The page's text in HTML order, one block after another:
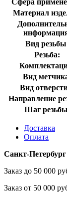
Материал
Вид
Резьба:
Вид
Вид
Направление
Шаг
Доставка
Оплата
Санкт-
Заказ до 50 000
Заказ от 50 000